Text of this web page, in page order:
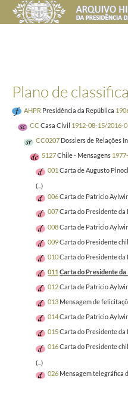
Plano de
AHPR Presidência da República
CC Casa Civil 1912-08-15/2016-
CC0207 Dossiers de Relações
5127Chile - Mensagens
001 Carta de Augusto
(...)
006Carta de Patricio
007Carta do Presidente da
008Carta de Patricio
009Carta do Presidente
010Carta do Presidente da
011 Carta do Presidente da
012Carta de Patricio
013 Mensagem de
014Carta de Patricio
015Carta do Presidente da
016Carta do Presidente
(...)
026 Mensagem telegráfica